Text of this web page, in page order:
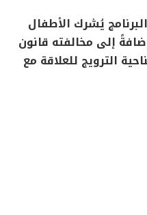
يُشرك الأطفال
إلى مخالفته قانون
الترويج للعلاقة مع